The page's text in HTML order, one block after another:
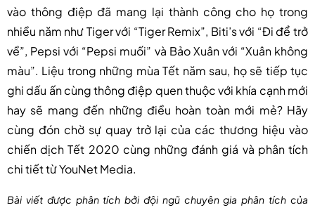
vào thông điệp đã mang lại thành công cho họ trong
nhiều năm như Tiger với “Tiger Remix”, Biti’s với “Đi để trở
về”, Pepsi với “Pepsi muối” và Bảo Xuân với “Xuân không
màu”. Liệu trong những mùa Tết năm sau, họ sẽ tiếp tục
ghi dấu ấn cùng thông điệp quen thuộc với khía cạnh mới
hay sẽ mang đến những điều hoàn toàn mới mẻ? Hãy
cùng đón chờ sự quay trở lại của các thương hiệu vào
chiến dịch Tết 2020 cùng những đánh giá và phân tích
chi tiết từ YouNet Media.
Bài viết được phân tích bởi đội ngũ chuyên gia phân tích của